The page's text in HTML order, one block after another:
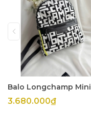
Balo Longchamp Mini
3.680.000₫